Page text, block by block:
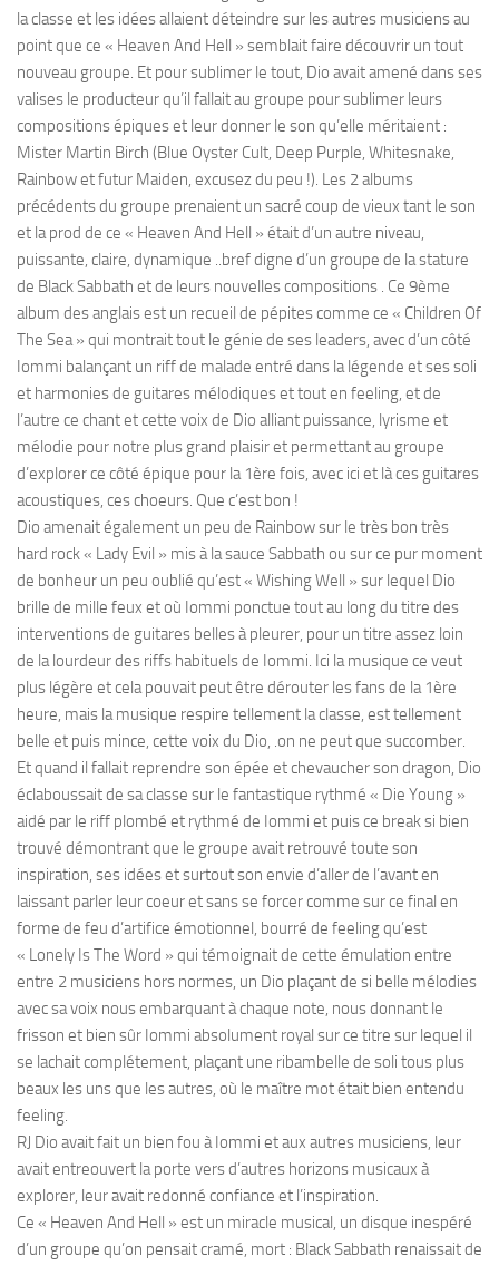
la classe et les idées allaient déteindre sur les autres musiciens au
point que ce « Heaven And Hell » semblait faire découvrir un tout
nouveau groupe. Et pour sublimer le tout, Dio avait amené dans ses
valises le producteur qu’il fallait au groupe pour sublimer leurs
compositions épiques et leur donner le son qu’elle méritaient :
Mister Martin Birch (Blue Oyster Cult, Deep Purple, Whitesnake,
Rainbow et futur Maiden, excusez du peu !). Les 2 albums
précédents du groupe prenaient un sacré coup de vieux tant le son
et la prod de ce « Heaven And Hell » était d’un autre niveau,
puissante, claire, dynamique ..bref digne d’un groupe de la stature
de Black Sabbath et de leurs nouvelles compositions . Ce 9ème
album des anglais est un recueil de pépites comme ce « Children Of
The Sea » qui montrait tout le génie de ses leaders, avec d’un côté
Iommi balançant un riff de malade entré dans la légende et ses soli
et harmonies de guitares mélodiques et tout en feeling, et de
l’autre ce chant et cette voix de Dio alliant puissance, lyrisme et
mélodie pour notre plus grand plaisir et permettant au groupe
d’explorer ce côté épique pour la 1ère fois, avec ici et là ces guitares
acoustiques, ces choeurs. Que c’est bon !
Dio amenait également un peu de Rainbow sur le très bon très
hard rock « Lady Evil » mis à la sauce Sabbath ou sur ce pur moment
de bonheur un peu oublié qu’est « Wishing Well » sur lequel Dio
brille de mille feux et où Iommi ponctue tout au long du titre des
interventions de guitares belles à pleurer, pour un titre assez loin
de la lourdeur des riffs habituels de Iommi. Ici la musique ce veut
plus légère et cela pouvait peut être dérouter les fans de la 1ère
heure, mais la musique respire tellement la classe, est tellement
belle et puis mince, cette voix du Dio, .on ne peut que succomber.
Et quand il fallait reprendre son épée et chevaucher son dragon, Dio
éclaboussait de sa classe sur le fantastique rythmé « Die Young »
aidé par le riff plombé et rythmé de Iommi et puis ce break si bien
trouvé démontrant que le groupe avait retrouvé toute son
inspiration, ses idées et surtout son envie d’aller de l’avant en
laissant parler leur coeur et sans se forcer comme sur ce final en
forme de feu d’artifice émotionnel, bourré de feeling qu’est
« Lonely Is The Word » qui témoignait de cette émulation entre
entre 2 musiciens hors normes, un Dio plaçant de si belle mélodies
avec sa voix nous embarquant à chaque note, nous donnant le
frisson et bien sûr Iommi absolument royal sur ce titre sur lequel il
se lachait complétement, plaçant une ribambelle de soli tous plus
beaux les uns que les autres, où le maître mot était bien entendu
feeling.
RJ Dio avait fait un bien fou à Iommi et aux autres musiciens, leur
avait entreouvert la porte vers d’autres horizons musicaux à
explorer, leur avait redonné confiance et l’inspiration.
Ce « Heaven And Hell » est un miracle musical, un disque inespéré
d’un groupe qu’on pensait cramé, mort : Black Sabbath renaissait de